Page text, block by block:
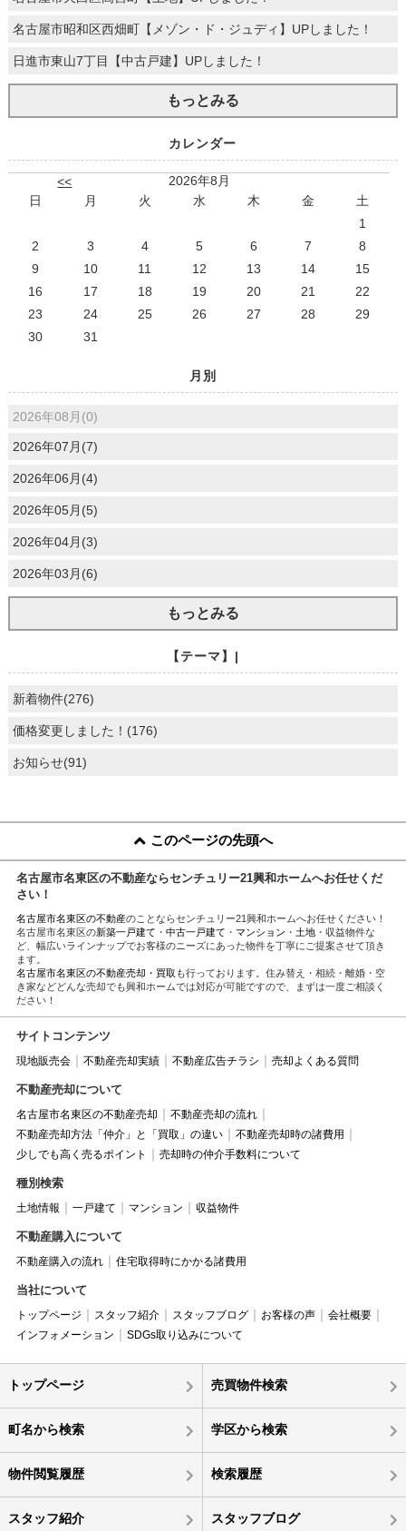
名古屋市昭和区西畑町【メゾン・ド・ジュディ】UPしました！
日進市東山7丁目【中古戸建】UPしました！
もっとみる
カレンダー
<<
2026年8月
日
月 火 水 木 金
土
1
2
3 4 5 6 7
8
9
10 11 12 13 14
15
16
17 18 19 20 21
22
23
24 25 26 27 28
29
30
31
月別
2026年08月(0)
2026年07月(7)
2026年06月(4)
2026年05月(5)
2026年04月(3)
2026年03月(6)
もっとみる
【テーマ】|
新着物件(276)
価格変更しました！(176)
お知らせ(91)
このページの先頭へ
名古屋市名東区の不動産ならセンチュリー21興和ホームへお任せくだ
さい！
名古屋市名東区の不動産のことならセンチュリー21興和ホームへお任せください！
名古屋市名東区の新築一戸建て ・ 中古一戸建て ・ マンション ・ 土地・収益物件な
ど、幅広いラインナップでお客様のニーズにあった物件を丁寧にご提案させて頂き
ます。
名古屋市名東区の不動産売却・買取 も行っております。住み替え・相続・離婚・空
き家などどんな売却でも興和ホームでは対応が可能ですので、まずは一度ご相談く
ださい！
サイトコンテンツ
現地販売会 不動産売却実績 不動産広告チラシ 売却よくある質問
不動産売却について
名古屋市名東区の不動産売却
不動産売却の流れ
不動産売却方法「仲介」と「買取」の違い
不動産売却時の諸費用
少しでも高く売るポイント
売却時の仲介手数料について
種別検索
土地情報 一戸建て マンション 収益物件
不動産購入について
不動産購入の流れ 住宅取得時にかかる諸費用
当社について
トップページ スタッフ紹介 スタッフブログ お客様の声
会社概要
インフォメーション
SDGs取り込みについて
トップページ 売買物件検索
町名から検索 学区から検索
物件閲覧履歴 検索履歴
スタッフ紹介 スタッフブログ